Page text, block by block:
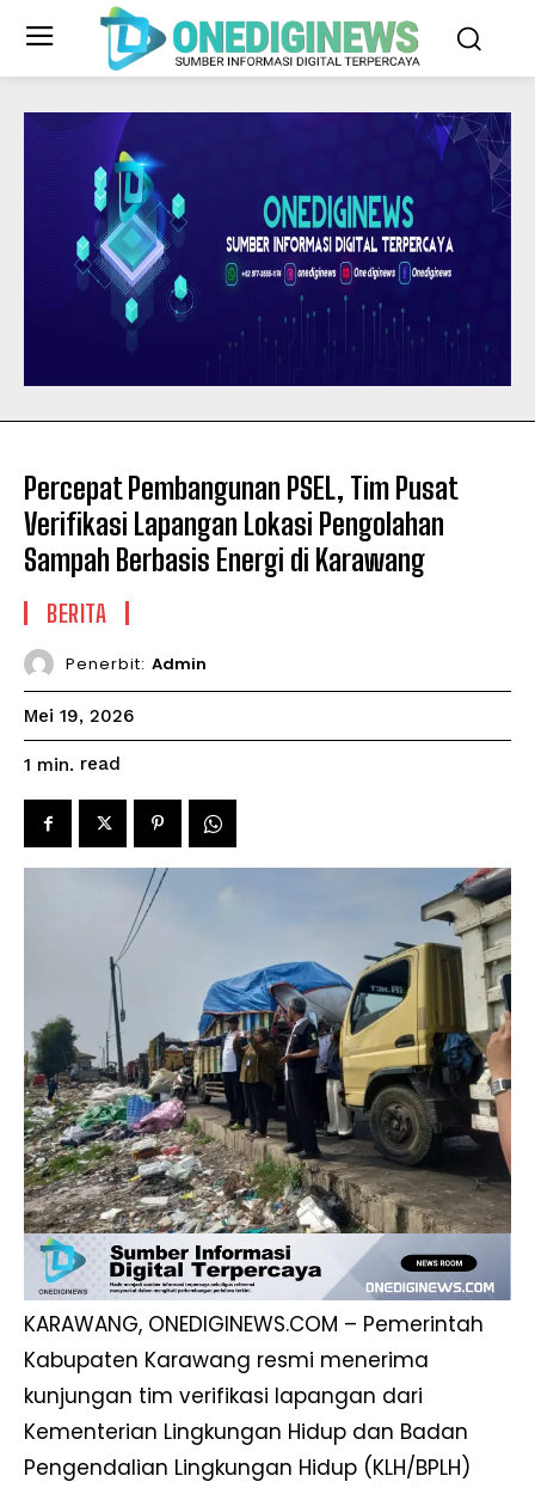
Percepat Pembangunan PSEL, Tim Pusat
Verifikasi Lapangan Lokasi Pengolahan
Sampah Berbasis Energi di Karawang
BERITA
Penerbit: Admin
Mei 19, 2026
1 min. read
KARAWANG, ONEDIGINEWS.COM – Pemerintah
Kabupaten Karawang resmi menerima
kunjungan tim verifikasi lapangan dari
Kementerian Lingkungan Hidup dan Badan
Pengendalian Lingkungan Hidup (KLH/BPLH)